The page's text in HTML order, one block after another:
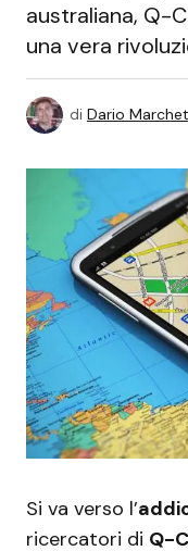
australiana, Q-
una vera
di Dario
Si va verso l’
ricercatori di Q-